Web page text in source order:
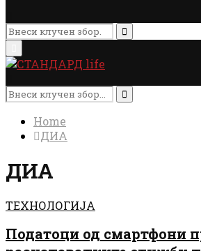
Search
for:
Search
Menu
Search
for:
Search
Home
ДИА
ДИА
ТЕХНОЛОГИЈА
Податоци од смартфони